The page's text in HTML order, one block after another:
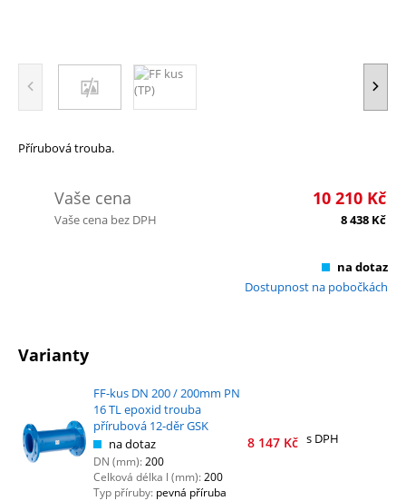
Přírubová trouba.
Vaše cena 10 210 Kč
Vaše cena bez DPH 8 438 Kč
na dotaz
Dostupnost na pobočkách
Varianty
FF-kus DN 200 / 200mm PN
16 TL epoxid trouba
přírubová 12-děr GSK
na dotaz
DN (mm):200
Celková délka l (mm):200
Typ příruby: pevná příruba
8 147 Kč s DPH